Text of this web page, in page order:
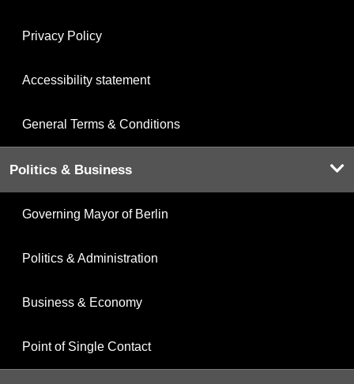
Privacy Policy
Accessibility statement
General Terms & Conditions
Politics & Business
Governing Mayor of Berlin
Politics & Administration
Business & Economy
Point of Single Contact